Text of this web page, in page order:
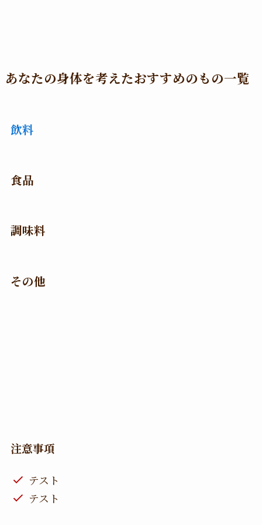
あなたの身体を考えたおすすめのもの一覧
飲料
食品
調味料
その他
注意事項
テスト
テスト